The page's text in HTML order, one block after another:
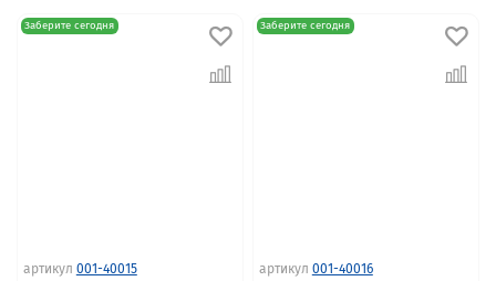
Заберите сегодня
артикул 001-40015
Заберите сегодня
артикул 001-40016